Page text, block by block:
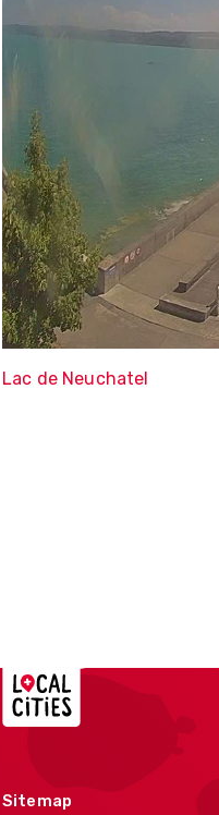
Lac de Neuchatel
Localcities
Sitemap